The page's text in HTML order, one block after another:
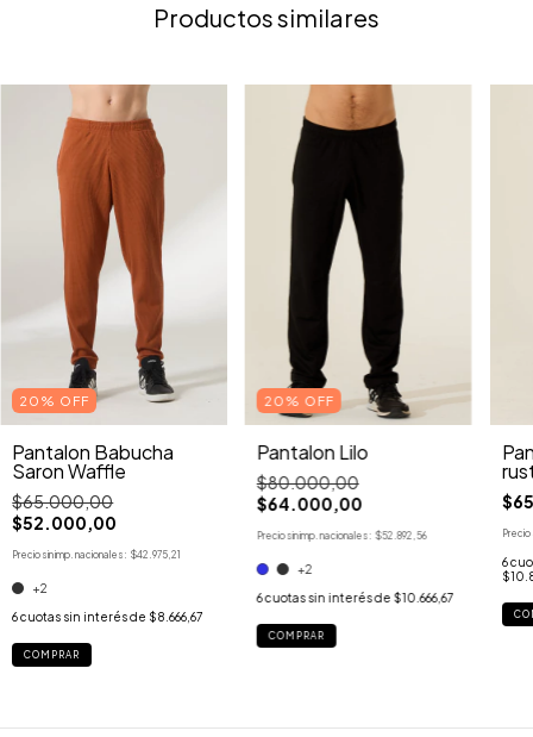
Productos similares
20% OFF
Pantalon Babucha
Saron Waffle
$65.000,00
$52.000,00
Precio sin imp. nacionales: $42.975,21
+2
6cuotas sin interés de $8.666,67
COMPRAR
20% OFF
Pantalon Lilo
$80.000,00
$64.000,00
Precio sin imp. nacionales: $52.892,56
+2
6cuotas sin interés de $10.666,67
COMPRAR
6